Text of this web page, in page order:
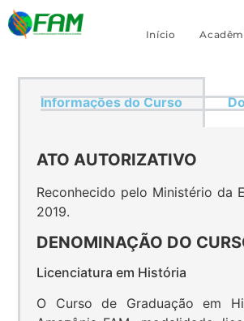
Início
Informações do Curso
ATO AUTORIZATIVO
Reconhecido pelo Ministério da
2019.
DENOMINAÇÃO DO
Licenciatura em História
O Curso de Graduação em